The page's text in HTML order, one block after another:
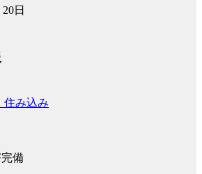
日
住み込み
備